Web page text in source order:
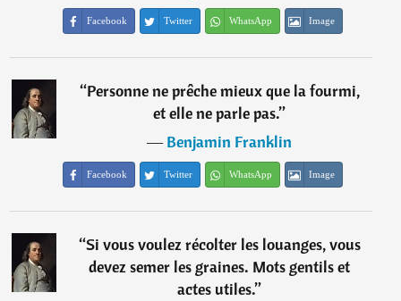
Facebook Twitter WhatsApp Image
“Personne ne prêche mieux que la fourmi,
et elle ne parle pas.”
―Benjamin Franklin
Facebook Twitter WhatsApp Image
“Si vous voulez récolter les louanges, vous
devez semer les graines. Mots gentils et
actes utiles.”